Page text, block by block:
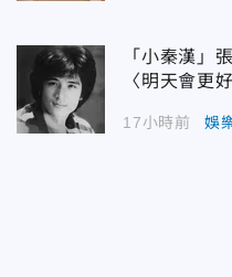
「小秦漢」
〈明天會更
17小時前 娛